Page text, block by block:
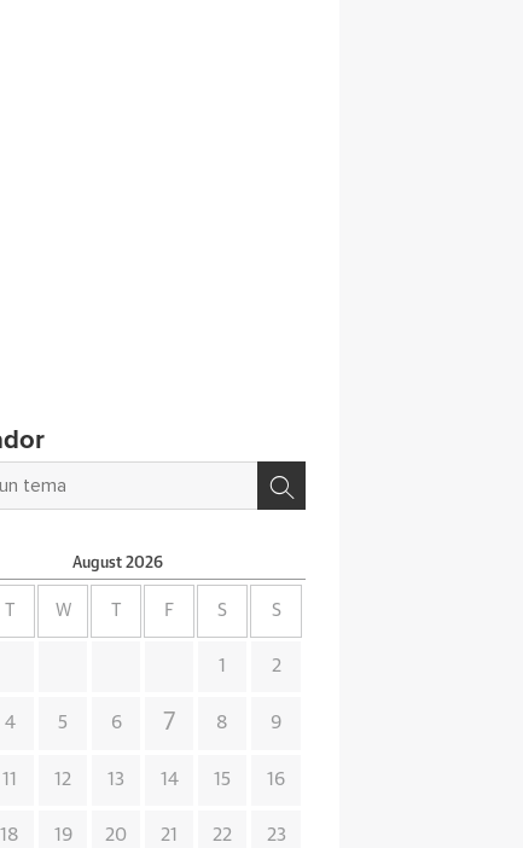
August 2026
W F S S
1 2
4 5 6 7 8 9
11 12 13 14 15 16
18 19 20 21 22 23